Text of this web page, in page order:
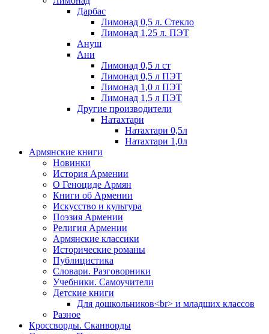
Дарбас
Лимонад 0,5 л. Стекло
Лимонад 1,25 л. ПЭТ
Ануш
Ани
Лимонад 0,5 л ст
Лимонад 0,5 л ПЭТ
Лимонад 1,0 л ПЭТ
Лимонад 1,5 л ПЭТ
Другие производители
Натахтари
Натахтари 0,5л
Натахтари 1,0л
Армянские книги
Новинки
История Армении
О Геноциде Армян
Книги об Армении
Иcкусство и культура
Поэзия Армении
Религия Армении
Армянские классики
Исторические романы
Публицистика
Словари. Разговорники
Учебники. Самоучители
Детские книги
Для дошкольников<br> и младших классов
Разное
Кроссворды. Сканворды